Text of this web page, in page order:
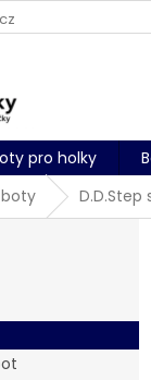
pro holky